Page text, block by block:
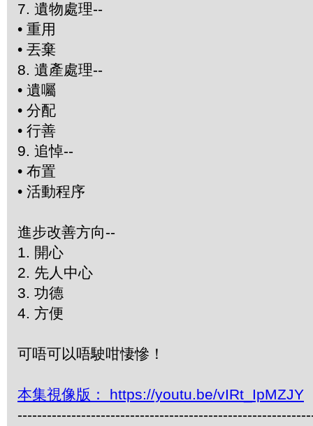
7. 遺物處理--
• 重用
• 丟棄
8. 遺產處理--
• 遺囑
• 分配
• 行善
9. 追悼--
• 布置
• 活動程序
進步改善方向--
1. 開心
2. 先人中心
3. 功德
4. 方便
可唔可以唔駛咁悽慘！
本集視像版： https://youtu.be/vIRt_IpMZJY